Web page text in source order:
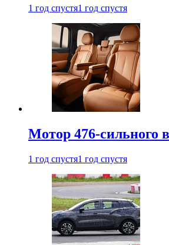
1 год спустя1 год спустя
Мотор 476-сильного
1 год спустя1 год спустя